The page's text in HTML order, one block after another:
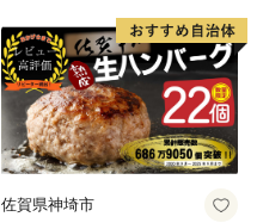
佐賀県神埼市